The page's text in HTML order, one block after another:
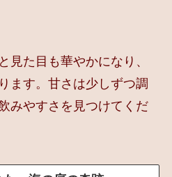
見た目も華やかになり、
ます。甘さは少しずつ調
みやすさを見つけてくだ